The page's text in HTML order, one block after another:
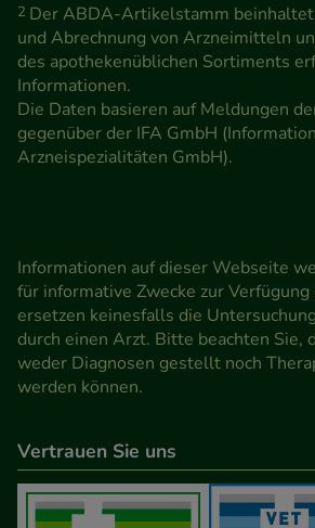
2 Der ABDA-Artikelstamm
und Abrechnung von Arzneimitteln
des apothekenüblichen Sortiments
Informationen.
Die Daten basieren auf Meldungen
gegenüber der IFA GmbH
Arzneispezialitäten GmbH).
Informationen auf dieser Webseite
für informative Zwecke zur
ersetzen keinesfalls die
durch einen Arzt. Bitte beachten Sie,
weder Diagnosen gestellt noch
werden können.
Vertrauen Sie uns